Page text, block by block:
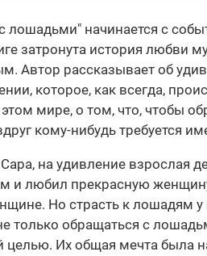
начинается с
затронута история
Автор рассказывает об
которое, как всегда,
этом мире, о том, что, чтобы
кому-нибудь требуется
на удивление взрослая
и любил прекрасную
Но страсть к лошадям
только обращаться с
целью. Их общая мечта была